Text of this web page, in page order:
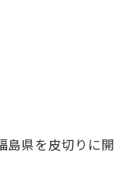
島県を皮切りに開